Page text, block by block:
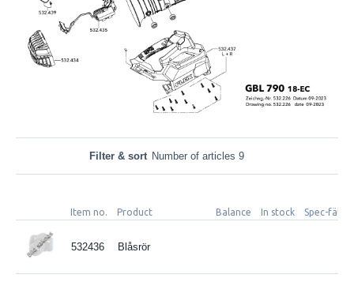
Filter & sort Number of articles 9
Item no. Product Balance In stock Spec-fält 3
532436 Blåsrör